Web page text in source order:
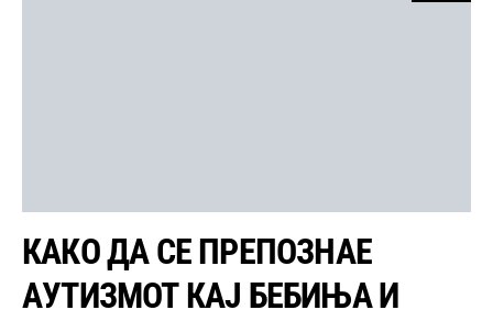
КАКО ДА СЕ ПРЕПОЗНАЕ
АУТИЗМОТ КАЈ БЕБИЊА И